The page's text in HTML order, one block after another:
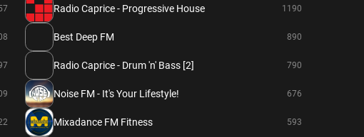
Radio Caprice - Progressive House 1190
Best Deep FM 890
Radio Caprice - Drum 'n' Bass [2] 790
Noise FM - It's Your Lifestyle! 676
Mixadance FM Fitness 593